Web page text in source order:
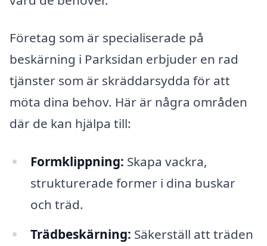
Företag som är specialiserade på
beskärning i Parksidan erbjuder en rad
tjänster som är skräddarsydda för att
möta dina behov. Här är några områden
där de kan hjälpa till:
Formklippning: Skapa vackra,
strukturerade former i dina buskar
och träd.
Trädbeskärning: Säkerställ att träden